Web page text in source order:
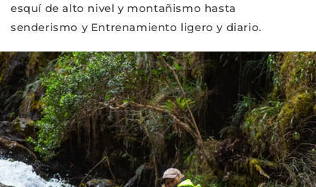
esquí de alto nivel y montañismo hasta
senderismo y Entrenamiento ligero y diario.